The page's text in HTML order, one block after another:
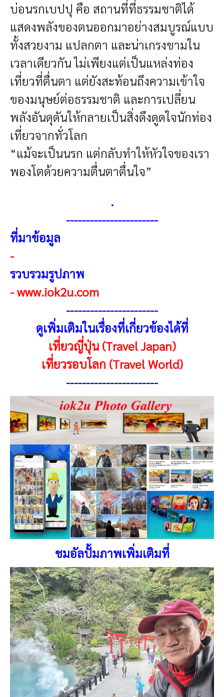
บ่อนรกเบปปุ คือ สถานที่ที่ธรรมชาติได้
แสดงพลังของตนออกมาอย่างสมบูรณ์แบบ
ทั้งสวยงาม แปลกตา และน่าเกรงขามใน
เวลาเดียวกัน ไม่เพียงแต่เป็นแหล่งท่อง
เที่ยวที่ตื่นตา แต่ยังสะท้อนถึงความเข้าใจ
ของมนุษย์ต่อธรรมชาติ และการเปลี่ยน
พลังอันดุดันให้กลายเป็นสิ่งดึงดูดใจนักท่อง
เที่ยวจากทั่วโลก
“แม้จะเป็นนรก แต่กลับทำให้หัวใจของเรา
พองโตด้วยความตื่นตาตื่นใจ”
.
-----------------------
ที่มาข้อมูล
-
รวบรวมรูปภาพ
-www.iok2u.com
-----------------------
ดูเพิ่มเติมในเรื่องที่เกี่ยวข้องได้ที่
เที่ยวญี่ปุ่น (Travel Japan)
เที่ยวรอบโลก (Travel World)
-----------------------
ชมอัลปั้มภาพเพิ่มเติมที่